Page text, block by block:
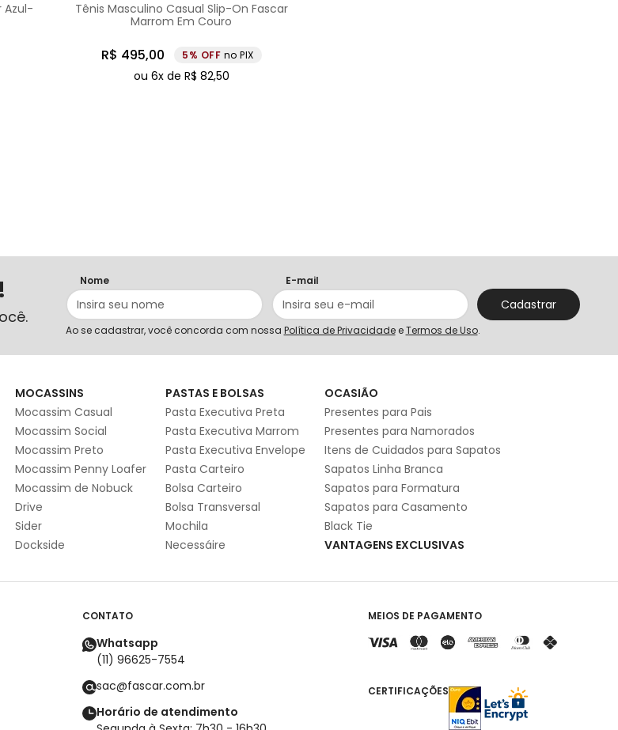
Azul-
Tênis Masculino Casual Slip-On Fascar
Marrom Em Couro
R$ 495,00 5% no PIX
ou 6x de R$ 82,50
Nome E-mail
Cadastrar
Ao se cadastrar, você concorda com nossa Política de Privacidadee Termos de Uso.
MOCASSINS
Mocassim Casual
Mocassim Social
Mocassim Preto
Mocassim Penny Loafer
Mocassim de Nobuck
Drive
Sider
Dockside
PASTAS E BOLSAS
Pasta Executiva Preta
Pasta Executiva Marrom
Pasta Executiva Envelope
Pasta Carteiro
Bolsa Carteiro
Bolsa Transversal
Mochila
Necessáire
OCASIÃO
Presentes para Pais
Presentes para Namorados
Itens de Cuidados para Sapatos
Sapatos Linha Branca
Sapatos para Formatura
Sapatos para Casamento
Black Tie
VANTAGENS EXCLUSIVAS
CONTATO
Whatsapp
(11) 96625-7554
sac@fascar.com.br
Horário de atendimento
MEIOS DE PAGAMENTO
CERTIFICAÇÕES